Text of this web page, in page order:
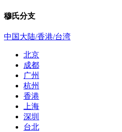
穆氏分支
中国大陆/香港/台湾
北京
成都
广州
杭州
香港
上海
深圳
台北